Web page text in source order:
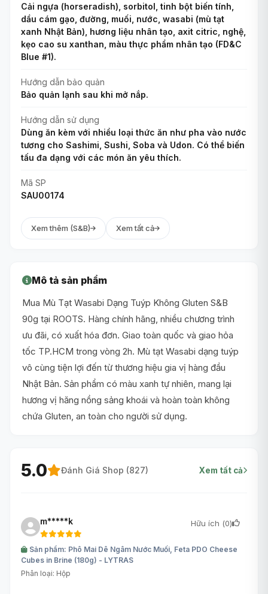
Cải ngựa (horseradish), sorbitol, tinh bột biến tính,
dầu cám gạo, đường, muối, nước, wasabi (mù tạt
xanh Nhật Bản), hương liệu nhân tạo, axit citric, nghệ,
kẹo cao su xanthan, màu thực phẩm nhân tạo (FD&C
Blue #1).
Hướng dẫn bảo quản
Bảo quản lạnh sau khi mở nắp.
Hướng dẫn sử dụng
Dùng ăn kèm với nhiều loại thức ăn như pha vào nước
tương cho Sashimi, Sushi, Soba và Udon. Có thể biến
tấu đa dạng với các món ăn yêu thích.
Mã SP
SAU00174
Xem thêm (S&B) Xem tất cả
Mô tả sản phẩm
Mua Mù Tạt Wasabi Dạng Tuýp Không Gluten S&B
90g tại ROOTS. Hàng chính hãng, nhiều chương trình
ưu đãi, có xuất hóa đơn. Giao toàn quốc và giao hỏa
tốc TP.HCM trong vòng 2h. Mù tạt Wasabi dạng tuýp
vô cùng tiện lợi đến từ thương hiệu gia vị hàng đầu
Nhật Bản. Sản phẩm có màu xanh tự nhiên, mang lại
hương vị hăng nồng sảng khoái và hoàn toàn không
chứa Gluten, an toàn cho người sử dụng.
5.0 Đánh Giá Shop (827) Xem tất cả
m*****k Hữu ích (0)
Sản phẩm: Phô Mai Dê Ngâm Nước Muối, Feta PDO Cheese
Cubes in Brine (180g) - LYTRAS
Phân loại: Hộp